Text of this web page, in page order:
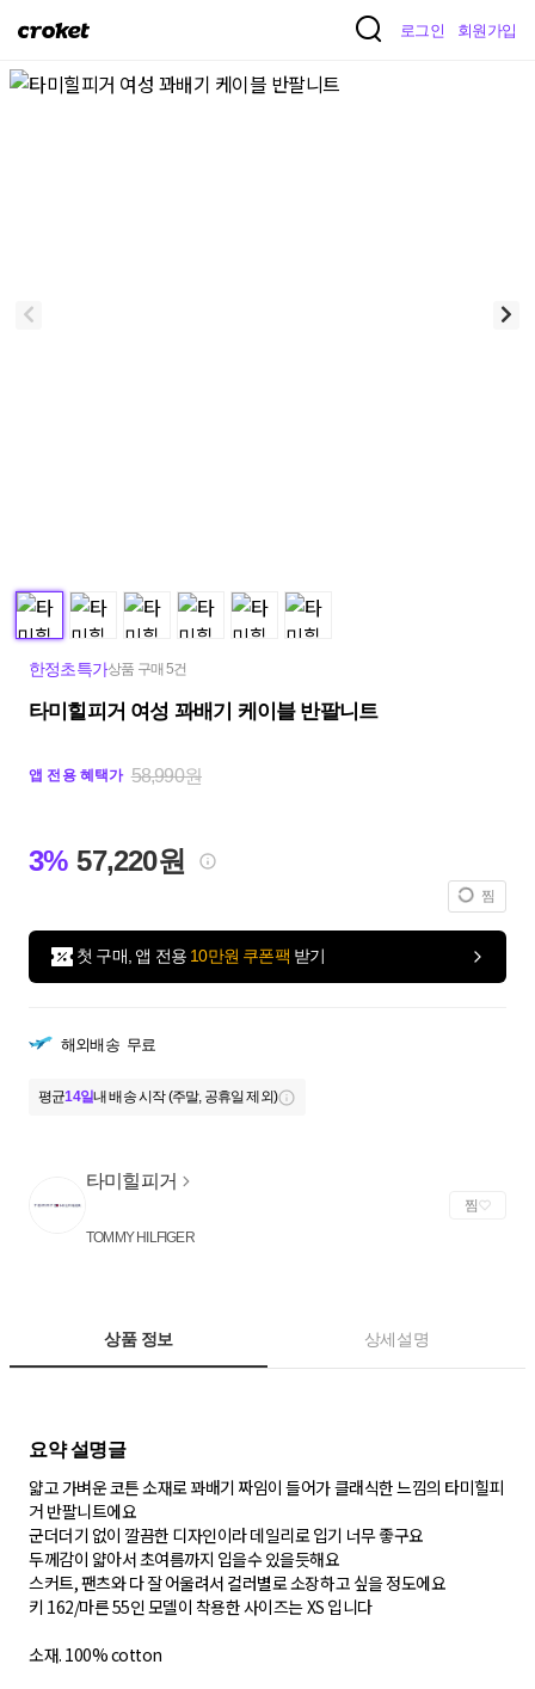
크
켓
로그인 회원가입
한정초특가상품 구매 5건
타미힐피거 여성 꽈배기 케이블 반팔니트
앱 전용 혜택가 58,990원
3% 57,220원
찜
첫 구매, 앱 전용 10만원 쿠폰팩 받기
해외배송 무료
평균14일내 배송 시작 (주말, 공휴일 제외)
타미힐피거
TOMMY HILFIGER
찜
상품 정보 상세설명
요약 설명글
얇고 가벼운 코튼 소재로 꽈배기 짜임이 들어가 클래식한 느낌의 타미힐피
거 반팔니트에요
군더더기 없이 깔끔한 디자인이라 데일리로 입기 너무 좋구요
두께감이 얇아서 초여름까지 입을수 있을듯해요
스커트, 팬츠와 다 잘 어울려서 컬러별로 소장하고 싶을 정도에요
키 162/마른 55인 모델이 착용한 사이즈는 XS 입니다
소재. 100% cotton